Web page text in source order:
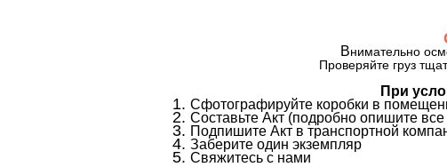
Внимательно
Проверяйте груз
При
Сфотографируйте коробки в
Составьте Акт (подробно опишите
Подпишите Акт в транспортной
Заберите один экземпляр
Свяжитесь с нами